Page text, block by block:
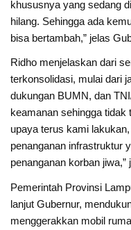
khususnya yang sedang
hilang. Sehingga ada
bisa bertambah,” jelas
Ridho menjelaskan dari
terkonsolidasi, mulai dari
dukungan BUMN, dan
keamanan sehingga tidak
upaya terus kami
penanganan infrastruktur
penanganan korban jiwa,”
Pemerintah Provinsi
lanjut Gubernur,
menggerakkan mobil